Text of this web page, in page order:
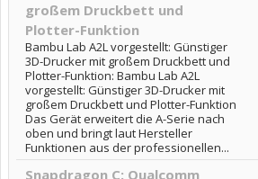
großem Druckbett und
Plotter-Funktion
Bambu Lab A2L vorgestellt: Günstiger
3D-Drucker mit großem Druckbett und
Plotter-Funktion: Bambu Lab A2L
vorgestellt: Günstiger 3D-Drucker mit
großem Druckbett und Plotter-Funktion
Das Gerät erweitert die A-Serie nach
oben und bringt laut Hersteller
Funktionen aus der professionellen...
Snapdragon C: Qualcomm